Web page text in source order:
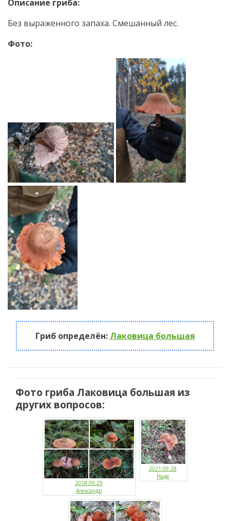
Описание гриба:
Без выраженного запаха. Смешанный лес.
Фото:
Гриб определён: Лаковица большая
Фото гриба Лаковица большая из
других вопросов:
2018.09.29
Александр
2021.09.28
Надя